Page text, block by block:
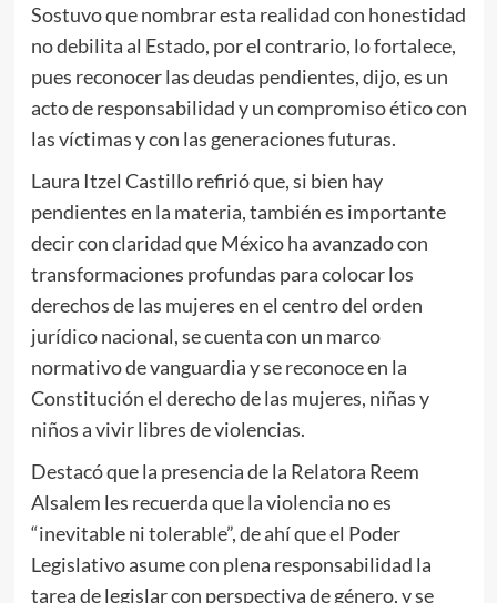
Sostuvo que nombrar esta realidad con honestidad
no debilita al Estado, por el contrario, lo fortalece,
pues reconocer las deudas pendientes, dijo, es un
acto de responsabilidad y un compromiso ético con
las víctimas y con las generaciones futuras.
Laura Itzel Castillo refirió que, si bien hay
pendientes en la materia, también es importante
decir con claridad que México ha avanzado con
transformaciones profundas para colocar los
derechos de las mujeres en el centro del orden
jurídico nacional, se cuenta con un marco
normativo de vanguardia y se reconoce en la
Constitución el derecho de las mujeres, niñas y
niños a vivir libres de violencias.
Destacó que la presencia de la Relatora Reem
Alsalem les recuerda que la violencia no es
“inevitable ni tolerable”, de ahí que el Poder
Legislativo asume con plena responsabilidad la
tarea de legislar con perspectiva de género, y se